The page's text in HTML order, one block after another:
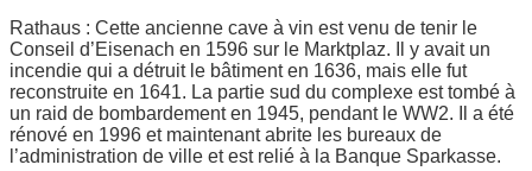
Rathaus : Cette ancienne cave à vin est venu de tenir le
Conseil d’Eisenach en 1596 sur le Marktplaz. Il y avait un
incendie qui a détruit le bâtiment en 1636, mais elle fut
reconstruite en 1641. La partie sud du complexe est tombé à
un raid de bombardement en 1945, pendant le WW2. Il a été
rénové en 1996 et maintenant abrite les bureaux de
l’administration de ville et est relié à la Banque Sparkasse.